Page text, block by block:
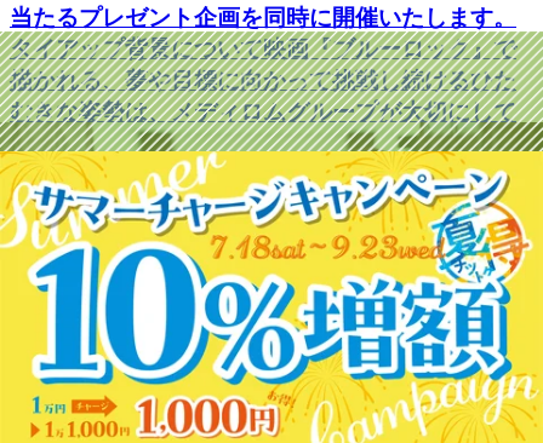
当たるプレゼント企画を同時に開催いたします。
タイアップ背景について映画『ブルーロック』で
描かれる、夢や目標に向かって挑戦し続けるひた
むきな姿勢は、メディロムグループが大切にして
いる価値観と深く重なります。自らの可能性を信
じ、理想に向かって前進し続けるためには、心身
を健やかに保ち、日々コンディションを整えるこ
とが重要です。メディロムグループは、本タイア
ップを通じて、挑戦するすべての人を健康面から
応援してまいります。SNSタイアップキャンペー
ンRe.Ra.Ku公式X（旧Twitter）およびRe.Ra.Ku
Group公式Instagramにて、ご応募いただいた方に
抽選で映画『ブルーロック』オリジナルTシャツや
Re.Ra.Ku Group共通施術チケットをプレゼントい